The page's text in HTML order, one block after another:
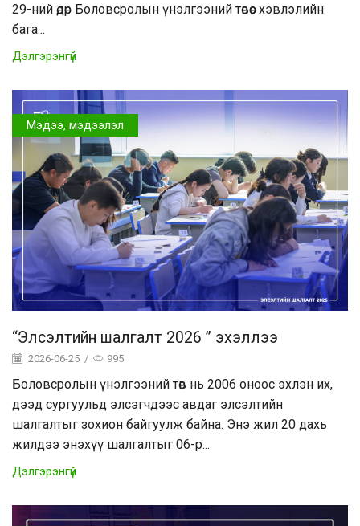
29-ний өдөр Боловсролын үнэлгээний төвөөс хэвлэлийн
бага...
Дэлгэрэнгүй
Мэдээ, мэдээлэл
“Элсэлтийн шалгалт 2026 ” эхэллээ
2026-06-25 / 995
Боловсролын үнэлгээний төв нь 2006 оноос эхлэн их,
дээд сургуульд элсэгчдээс авдаг элсэлтийн
шалгалтыг зохион байгуулж байна. Энэ жил 20 дахь
жилдээ энэхүү шалгалтыг 06-р...
Дэлгэрэнгүй